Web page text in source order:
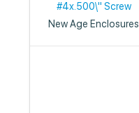
#4x.500\" Screw
New Age Enclosures